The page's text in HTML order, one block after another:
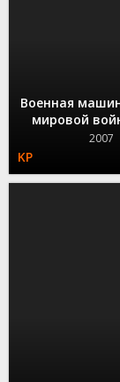
Военная
мировой
2007